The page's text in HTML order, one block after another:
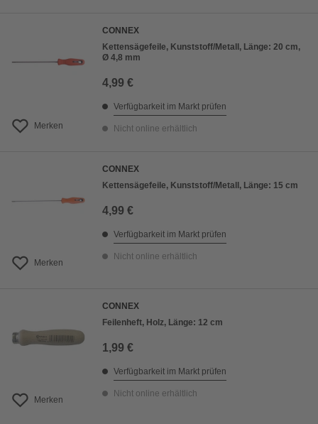
Merken
CONNEX
Kettensägefeile, Kunststoff/Metall, Länge: 20 cm,
Ø 4,8 mm
4,99 €
Verfügbarkeit im Markt prüfen
Nicht online erhältlich
Merken
CONNEX
Kettensägefeile, Kunststoff/Metall, Länge: 15 cm
4,99 €
Verfügbarkeit im Markt prüfen
Nicht online erhältlich
Merken
CONNEX
Feilenheft, Holz, Länge: 12 cm
1,99 €
Verfügbarkeit im Markt prüfen
Nicht online erhältlich